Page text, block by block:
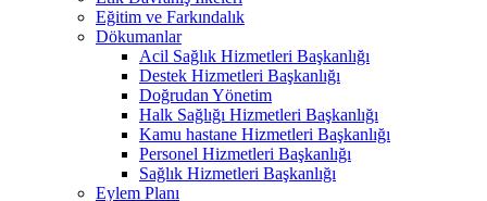
Eğitim ve Farkındalık
Dökumanlar
Acil Sağlık Hizmetleri Başkanlığı
Destek Hizmetleri Başkanlığı
Doğrudan Yönetim
Halk Sağlığı Hizmetleri Başkanlığı
Kamu hastane Hizmetleri Başkanlığı
Personel Hizmetleri Başkanlığı
Sağlık Hizmetleri Başkanlığı
Eylem Planı